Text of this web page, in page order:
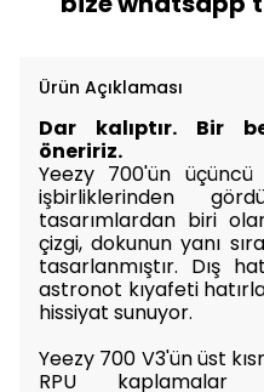
Ürün Açıklaması
Dar kalıptır. Bir
öneririz.
Yeezy 700'ün
işbirliklerinden
tasarımlardan biri
çizgi, dokunun yanı
tasarlanmıştır. Dış
astronot kıyafeti
hissiyat sunuyor.
Yeezy 700 V3'ün üst
RPU kaplamalar